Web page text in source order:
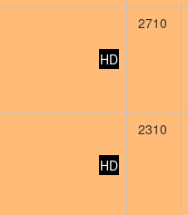
HD
2710
HD
2310